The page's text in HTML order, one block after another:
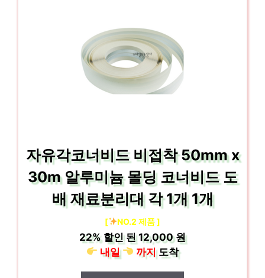
자유각코너비드 비접착 50mm x
30m 알루미늄 몰딩 코너비드 도
배 재료분리대 각 1개 1개
[ NO.2 제품 ]
22% 할인 된12,000 원
내일
까지도착